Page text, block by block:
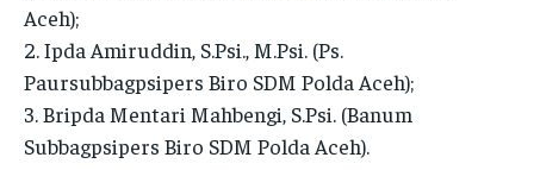
RO SDM
BID HUMAS
BID PROPAM
RO SDM
BID HUMAS
BID PROPAM
RO SDM
BID HUMAS
BID PROPAM
BID DOKKES
RO SDM
BID HUMAS
BID PROPAM
BID DOKKES
Aceh);
2. Ipda Amiruddin, S.Psi., M.Psi. (Ps.
Paursubbagpsipers Biro SDM Polda Aceh);
3. Bripda Mentari Mahbengi, S.Psi. (Banum
Subbagpsipers Biro SDM Polda Aceh).